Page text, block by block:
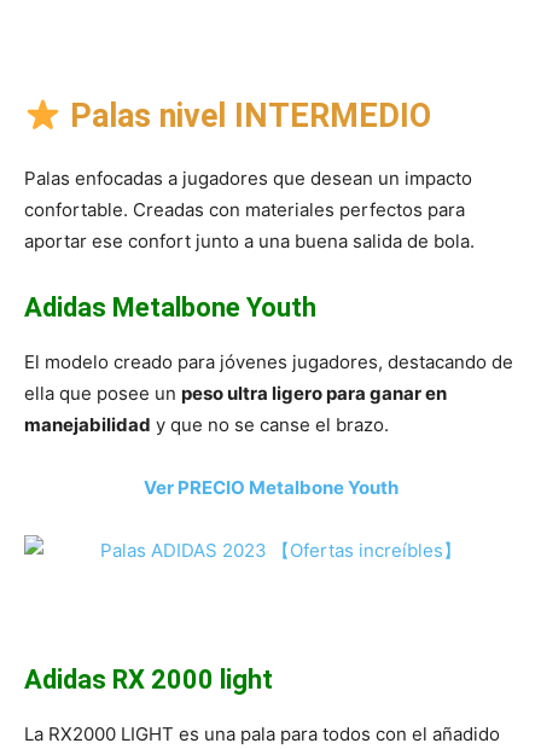
Palas nivel INTERMEDIO
Palas enfocadas a jugadores que desean un impacto
confortable. Creadas con materiales perfectos para
aportar ese confort junto a una buena salida de bola.
Adidas Metalbone Youth
El modelo creado para jóvenes jugadores, destacando de
ella que posee un peso ultra ligero para ganar en
manejabilidad y que no se canse el brazo.
Ver PRECIO Metalbone Youth
Adidas RX 2000 light
La RX2000 LIGHT es una pala para todos con el añadido